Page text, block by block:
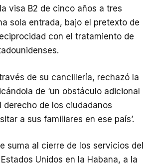
visa B2 de cinco años a tres
sola entrada, bajo el pretexto de
con el tratamiento de
de su cancillería, rechazó la
de ‘un obstáculo adicional
derecho de los ciudadanos
a sus familiares en ese país’.
suma al cierre de los servicios del
Unidos en la Habana, a la